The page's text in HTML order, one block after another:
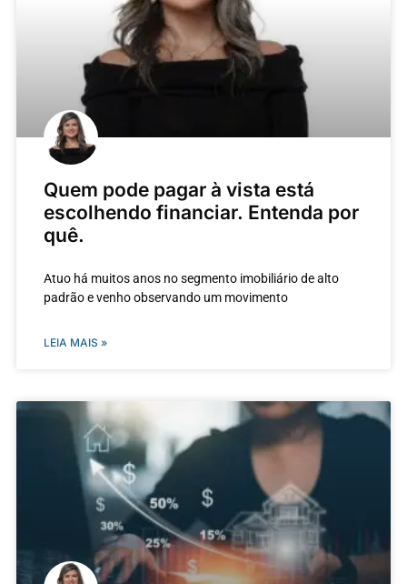
Quem pode pagar à vista está
escolhendo financiar. Entenda por
quê.
Atuo há muitos anos no segmento imobiliário de alto
padrão e venho observando um movimento
LEIA MAIS »